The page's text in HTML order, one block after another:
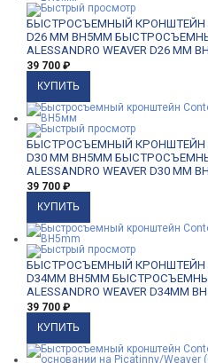
БЫСТРОСЪЕМНЫЙ КРОНШТЕЙН
D26 ММ BH5ММ
ALESSANDRO WEAVER D26 ММ
39 700 ₽
БЫСТРОСЪЕМНЫЙ КРОНШТЕЙН
D30 ММ BH5ММ
ALESSANDRO WEAVER D30 ММ
39 700 ₽
БЫСТРОСЪЕМНЫЙ КРОНШТЕЙН
D34MM BH5MM
ALESSANDRO WEAVER D34MM
39 700 ₽